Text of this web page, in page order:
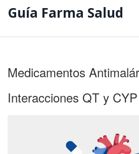
Guía Farma Salud
Medicamentos
Interacciones QT y